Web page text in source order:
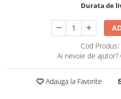
Durata de
Cod Produs:
Ai nevoie de ajutor?
Adauga la Favorite